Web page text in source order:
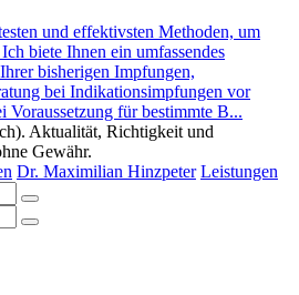
und effektivsten Methoden, um
biete Ihnen ein umfassendes
bisherigen Impfungen,
bei Indikationsimpfungen vor
Voraussetzung für bestimmte B...
Aktualität, Richtigkeit und
Gewähr.
Dr. Maximilian Hinzpeter Leistungen